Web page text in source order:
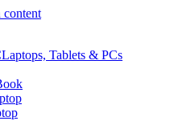
content
Laptops, Tablets & PCs